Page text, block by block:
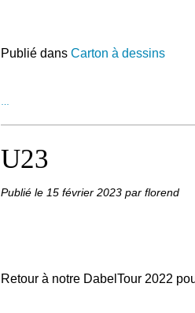
Publié dans Carton à dessins
U23
Publié le 15 février 2023 par florend
Retour à notre DabelTour 2022